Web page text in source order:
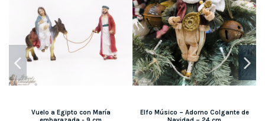
Vuelo a Egipto con María
Elfo Músico – Adorno Colgante de